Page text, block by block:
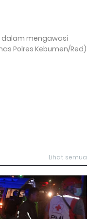
dalam mengawasi
Polres Kebumen/Red)
Lihat semua